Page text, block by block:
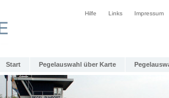
Hilfe Links Impressum
Start Pegelauswahl über Karte